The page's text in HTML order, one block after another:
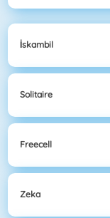
İskambil
Solitaire
Freecell
Zeka